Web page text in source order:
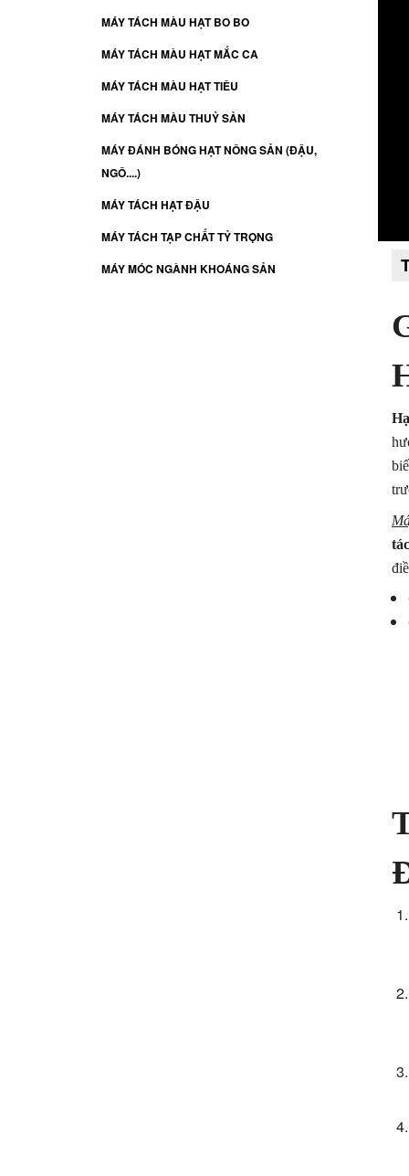
MÁY TÁCH MÀU HẠT BO BO
MÁY TÁCH MÀU HẠT MẮC CA
MÁY TÁCH MÀU HẠT TIÊU
MÁY TÁCH MÀU THUỶ SẢN
MÁY ĐÁNH BÓNG HẠT NÔNG SẢN (ĐẬU,
NGÔ....)
MÁY TÁCH HẠT ĐẬU
MÁY TÁCH TẠP CHẤT TỶ TRỌNG
MÁY MÓC NGÀNH KHOÁNG SẢN